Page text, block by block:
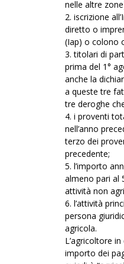
nelle altre
2. iscrizione
diretto o
(Iap) o colono
3. titolari di
prima del 1°
anche la
a queste tre
tre deroghe
4. i proventi
nell’anno
terzo dei
precedente;
5. l’importo
almeno pari al
attività non
6. l’attività
persona
agricola.
L’agricoltore
importo dei